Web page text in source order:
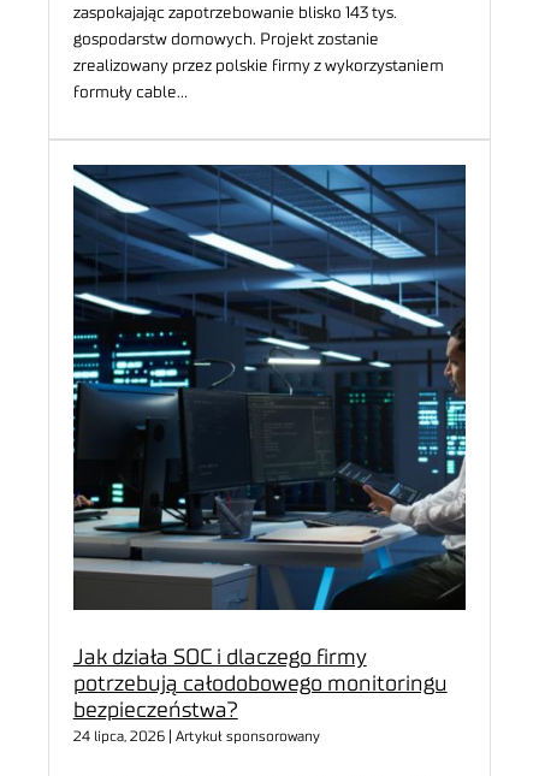
zaspokajając zapotrzebowanie blisko 143 tys.
gospodarstw domowych. Projekt zostanie
zrealizowany przez polskie firmy z wykorzystaniem
formuły cable…
Jak działa SOC i dlaczego firmy
potrzebują całodobowego monitoringu
bezpieczeństwa?
24 lipca, 2026 | Artykuł sponsorowany